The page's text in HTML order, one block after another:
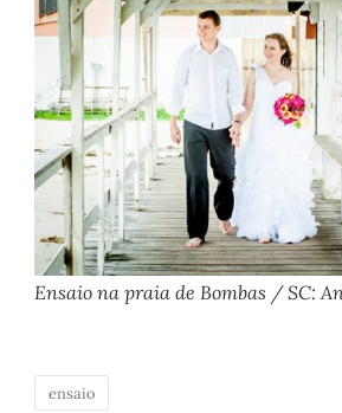
Ensaio na praia de Bombas / SC:
ensaio